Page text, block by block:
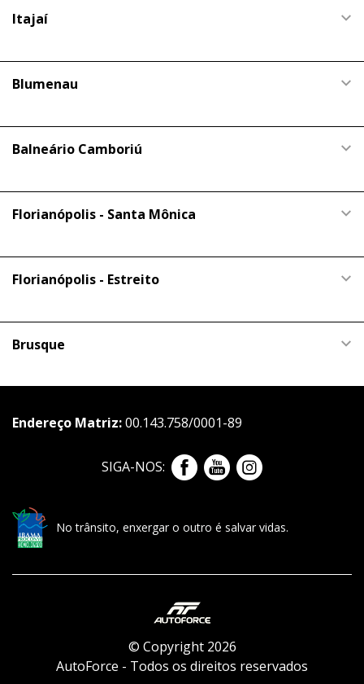
Itajaí
Blumenau
Balneário Camboriú
Florianópolis - Santa Mônica
Florianópolis - Estreito
Brusque
Endereço Matriz:00.143.758/0001-89
SIGA-NOS:
No trânsito, enxergar o outro é salvar vidas.
© Copyright 2026
AutoForce - Todos os direitos reservados